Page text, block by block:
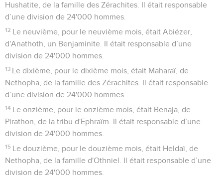
Hushatite, de la famille des Zérachites. Il était responsable
d’une division de 24'000 hommes.
12 Le neuvième, pour le neuvième mois, était Abiézer,
d'Anathoth, un Benjaminite. Il était responsable d’une
division de 24'000 hommes.
13 Le dixième, pour le dixième mois, était Maharaï, de
Nethopha, de la famille des Zérachites. Il était responsable
d’une division de 24'000 hommes.
14 Le onzième, pour le onzième mois, était Benaja, de
Pirathon, de la tribu d'Ephraïm. Il était responsable d’une
division de 24'000 hommes.
15 Le douzième, pour le douzième mois, était Heldaï, de
Nethopha, de la famille d'Othniel. Il était responsable d’une
division de 24'000 hommes.